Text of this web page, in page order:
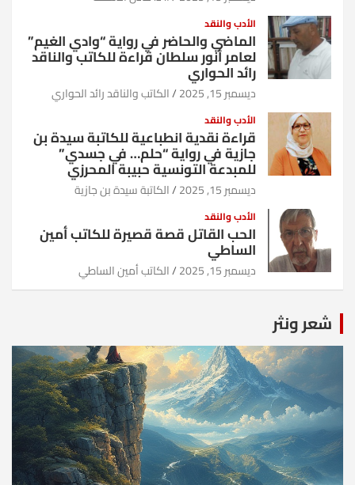
الأدب والنقد
الماضي والحاضر في رواية “وادي الغيم”
لعامر أنور سلطان قراءة للكاتب والناقد
رائد الحواري
ديسمبر 15, 2025 الكاتب والناقد رائد الحواري
الأدب والنقد
قراءة نقدية انطباعية للكاتبة سيدة بن
جازية في رواية “حلم… في جسدي”
للمبدعة التونسية حبيبة المحرزي
ديسمبر 15, 2025 الكاتبة سيدة بن جازية
الأدب والنقد
الحب القاتل قصة قصيرة للكاتب أمين
الساطي
ديسمبر 15, 2025 الكاتب أمين الساطي
شعر ونثر